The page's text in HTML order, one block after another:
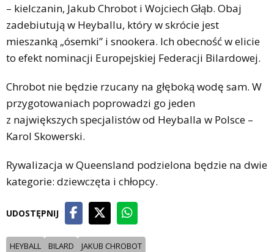
– kielczanin, Jakub Chrobot i Wojciech Głąb. Obaj
zadebiutują w Heyballu, który w skrócie jest
mieszanką „ósemki” i snookera. Ich obecność w elicie
to efekt nominacji Europejskiej Federacji Bilardowej.
Chrobot nie będzie rzucany na głęboką wodę sam. W
przygotowaniach poprowadzi go jeden
z największych specjalistów od Heyballa w Polsce –
Karol Skowerski.
Rywalizacja w Queensland podzielona będzie na dwie
kategorie: dziewczęta i chłopcy.
UDOSTĘPNIJ
HEYBALL BILARD JAKUB CHROBOT